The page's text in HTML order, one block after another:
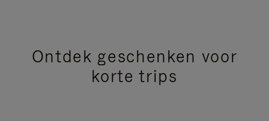
Ontdek geschenken voor
korte trips